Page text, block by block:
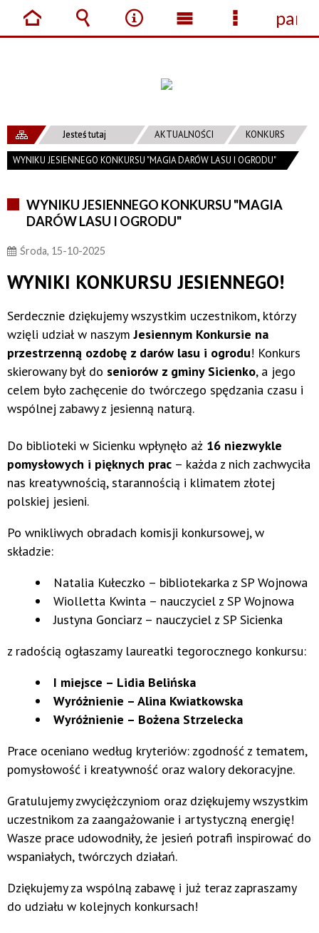
Jesteś tutaj AKTUALNOŚCI KONKURS
WYNIKU JESIENNEGO KONKURSU "MAGIA DARÓW LASU I OGRODU"
WYNIKU JESIENNEGO KONKURSU "MAGIA
DARÓW LASU I OGRODU"
Środa, 15-10-2025
WYNIKI KONKURSU JESIENNEGO!
Serdecznie dziękujemy wszystkim uczestnikom, którzy
wzięli udział w naszymJesiennym Konkursie na
przestrzenną ozdobę z darów lasu i ogrodu! Konkurs
skierowany był do seniorów z gminy Sicienko, a jego
celem było zachęcenie do twórczego spędzania czasu i
wspólnej zabawy z jesienną naturą.
Do biblioteki w Sicienku wpłynęło aż 16 niezwykle
pomysłowych i pięknych prac – każda z nich zachwyciła
nas kreatywnością, starannością i klimatem złotej
polskiej jesieni.
Po wnikliwych obradach komisji konkursowej, w
składzie:
Natalia Kułeczko – bibliotekarka z SP Wojnowa
Wiolletta Kwinta – nauczyciel z SP Wojnowa
Justyna Gonciarz – nauczyciel z SP Sicienka
z radością ogłaszamy laureatki tegorocznego konkursu:
I miejsce – Lidia Belińska
Wyróżnienie – Alina Kwiatkowska
Wyróżnienie – Bożena Strzelecka
Prace oceniano według kryteriów: zgodność z tematem,
pomysłowość i kreatywność oraz walory dekoracyjne.
Gratulujemy zwyciężczyniom oraz dziękujemy wszystkim
uczestnikom za zaangażowanie i artystyczną energię!
Wasze prace udowodniły, że jesień potrafi inspirować do
wspaniałych, twórczych działań.
Dziękujemy za wspólną zabawę i już teraz zapraszamy
do udziału w kolejnych konkursach!
StronaWyszukiwarka
Narzędzia
Menu Menu
panel